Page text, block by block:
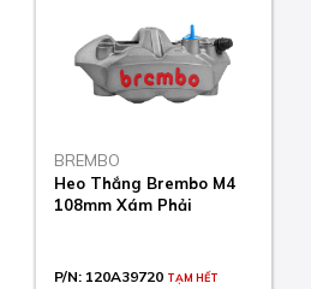
BREMBO
Heo Thắng Brembo M4
108mm Xám Phải
P/N: 120A39720 TẠM HẾT